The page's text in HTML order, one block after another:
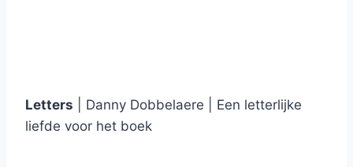
Letters | Danny Dobbelaere | Een letterlijke
liefde voor het boek